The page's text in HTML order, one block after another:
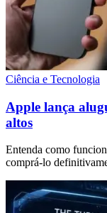
Ciência e Tecnologia
Apple lança
altos
Entenda como
comprá-lo